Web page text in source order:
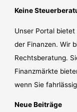
Keine
Unser Portal
der Finanzen. Wir
Rechtsberatung.
Finanzmärkte
wenn Sie
Neue Beiträge